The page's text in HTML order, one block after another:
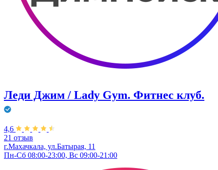
Леди Джим / Lady Gym. Фитнес клуб.
4,6
21 отзыв
г.Махачкала, ул.Батырая, 11
Пн-Сб 08:00-23:00, Вс 09:00-21:00